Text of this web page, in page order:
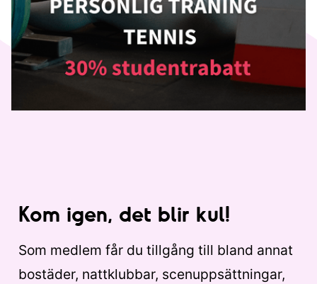
Kom igen, det blir kul!
Som medlem får du tillgång till bland annat
bostäder, nattklubbar, scenuppsättningar,